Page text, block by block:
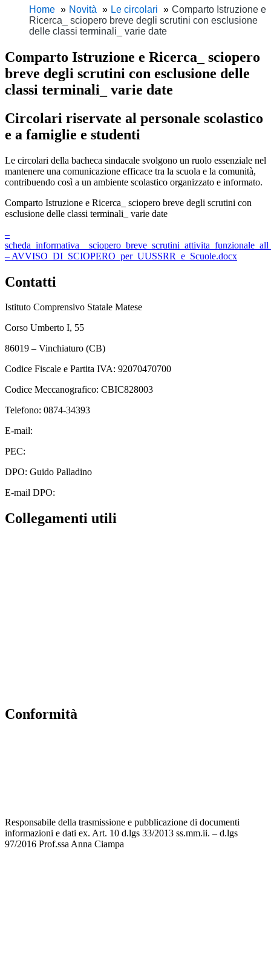
Home Novità Le circolari
Comparto Istruzione e
Ricerca_ sciopero breve degli scrutini con esclusione
delle classi terminali_ varie date
Comparto Istruzione e Ricerca_ sciopero
breve degli scrutini con esclusione delle
classi terminali_ varie date
Circolari riservate al personale scolastico
e a famiglie e studenti
Le circolari della bacheca sindacale svolgono un ruolo essenziale nel
mantenere una comunicazione efficace tra la scuola e la comunità,
contribuendo così a un ambiente scolastico organizzato e informato.
Comparto Istruzione e Ricerca_ sciopero breve degli scrutini con
esclusione delle classi terminali_ varie date
–
– AVVISO_DI_SCIOPERO_per_UUSSRR_e_Scuole.docx
Contatti
Istituto Comprensivo Statale Matese
Corso Umberto I, 55
86019 – Vinchiaturo (CB)
Codice Fiscale e Partita IVA: 92070470700
Codice Meccanografico: CBIC828003
Telefono: 0874-34393
E-mail:
PEC:
DPO: Guido Palladino
E-mail DPO:
Collegamenti utili
Conformità
Responsabile della trasmissione e pubblicazione di documenti
informazioni e dati ex. Art. 10 d.lgs 33/2013 ss.mm.ii. – d.lgs
97/2016 Prof.ssa Anna Ciampa